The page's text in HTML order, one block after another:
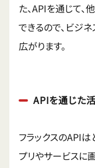
た、APIを通じて
できるので、ビジ
広がります。
APIを通じた
フラックスのAPI
プリやサービスに